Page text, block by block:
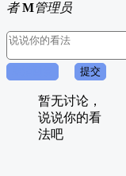
者 M管理员
提交
暂无讨论，
说说你的看
法吧